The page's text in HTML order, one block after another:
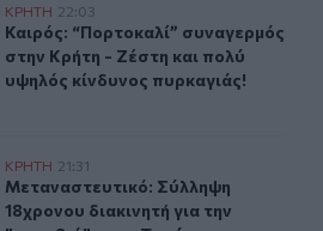
συναγερμός στην Κρήτη - Ζέστη
ΚΡΗΤΗ 22:03
Καιρός: “Πορτοκαλί” συναγερμός
Καιρός: “Πορτοκαλί” συναγερμός
στην Κρήτη - Ζέστη και πολύ
υψηλός κίνδυνος πυρκαγιάς!
18χρονου διακινητή για
ΚΡΗΤΗ 21:31
Μεταναστευτικό: Σύλληψη
Μεταναστευτικό: Σύλληψη
18χρονου διακινητή για την